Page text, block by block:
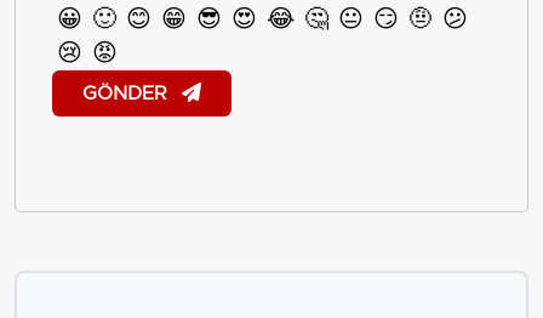
😀 🙂 😊 😁 😎 😍 😂 🤔 😐 😏 🤨 😕
😢 😡
GÖNDER